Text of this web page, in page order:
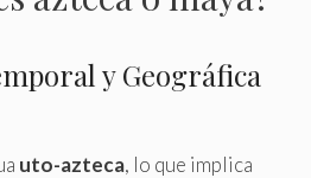
y Geográfica
uto-azteca, lo que implica